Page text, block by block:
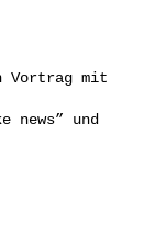
Vortrag mit
und